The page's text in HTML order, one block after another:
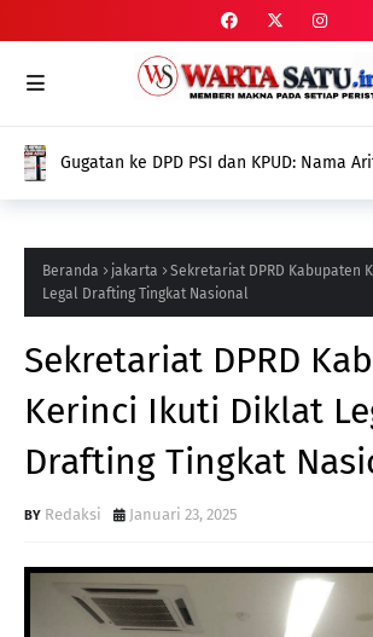
Gugatan ke DPD PSI dan KPUD: Nama
Beranda jakarta
Sekretariat DPRD Kabupaten
Legal Drafting Tingkat Nasional
Sekretariat DPRD
Kerinci Ikuti Diklat
Drafting Tingkat
Redaksi Januari 23, 2025